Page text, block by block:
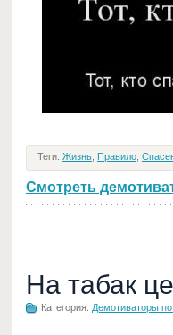
Теги: Жизнь Правило
Смотреть
На табак
Категория: Демотиваторы